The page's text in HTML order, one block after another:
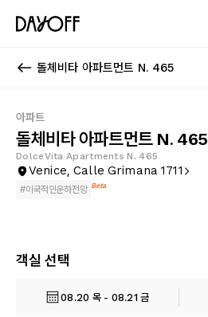
돌체비타 아파트먼트 N. 465
아파트
돌체비타 아파트먼트 N. 465
DolceVita Apartments N. 465
Venice, Calle Grimana 1711
#이국적인운하전망 Beta
객실 선택
08.20 목 - 08.21 금